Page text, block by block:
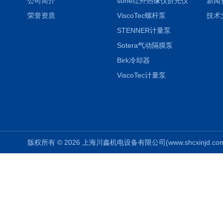
荣誉资质
ViscoTec螺杆泵
STENNER计量泵
Sotera气动隔膜泵
Birk冷却器
ViscoTec计量泵
技术
版权所有 © 2026 上海川鑫机电设备有限公司